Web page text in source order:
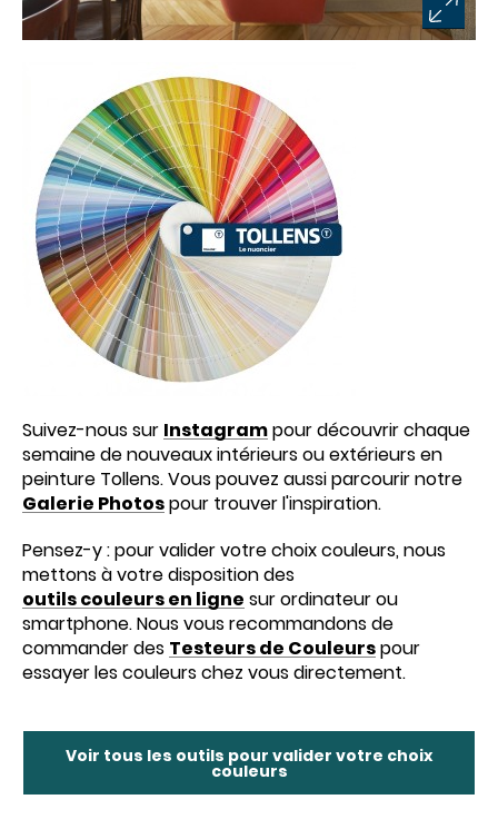
Suivez-nous sur Instagrampour découvrir chaque
semaine de nouveaux intérieurs ou extérieurs en
peinture Tollens. Vous pouvez aussi parcourir notre
Galerie Photospour trouver l'inspiration.
Pensez-y : pour valider votre choix couleurs, nous
mettons à votre disposition des
outils couleurs en ligne sur ordinateur ou
smartphone. Nous vous recommandons de
commander des Testeurs de Couleurspour
essayer les couleurs chez vous directement.
Voir tous les outils pour valider votre choix
couleurs